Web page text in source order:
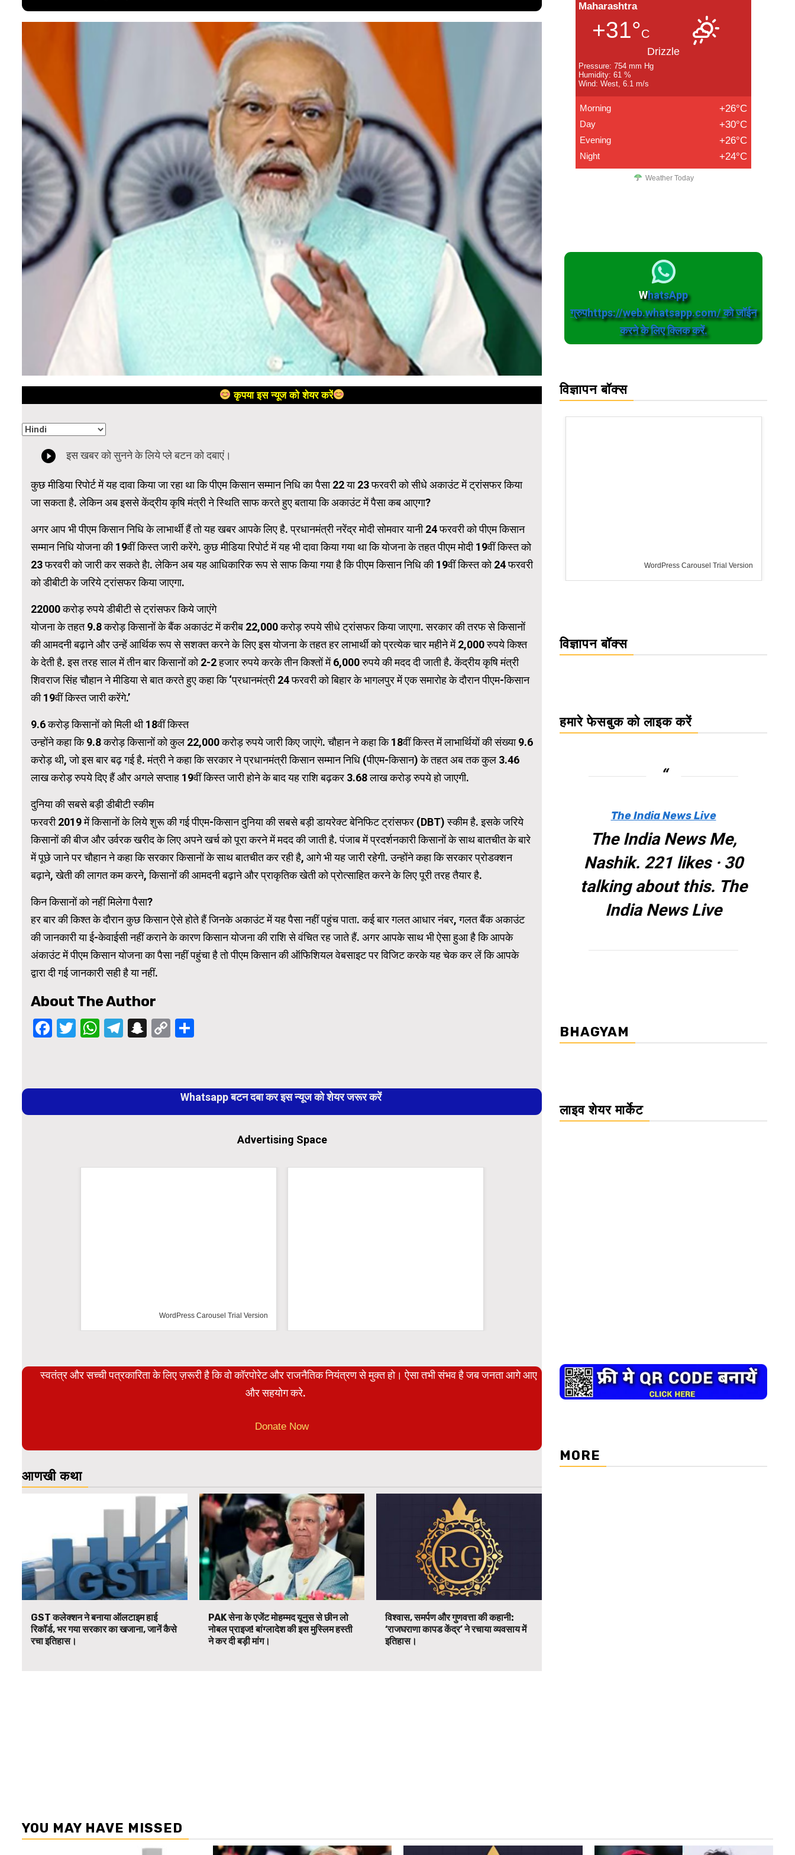
कृपया इस न्यूज को शेयर करें
कुछ मीड‍िया र‍िपोर्ट में यह दावा क‍िया जा रहा था क‍ि पीएम क‍िसान सम्‍मान न‍िध‍ि का पैसा 22 या 23 फरवरी को सीधे अकाउंट में ट्रांसफर क‍िया
जा सकता है. लेक‍िन अब इससे केंद्रीय कृष‍ि मंत्री ने स्‍थ‍िति साफ करते हुए बताया क‍ि अकाउंट में पैसा कब आएगा?
अगर आप भी पीएम क‍िसान न‍िध‍ि के लाभार्थी हैं तो यह खबर आपके ल‍िए है. प्रधानमंत्री नरेंद्र मोदी सोमवार यानी 24 फरवरी को पीएम किसान
सम्‍मान न‍िध‍ि योजना की 19वीं किस्त जारी करेंगे. कुछ मीड‍िया र‍िपोर्ट में यह भी दावा क‍िया गया था क‍ि योजना के तहत पीएम मोदी 19वीं क‍िस्‍त को
23 फरवरी को जारी कर सकते हैा. लेक‍िन अब यह आध‍िकार‍िक रूप से साफ क‍िया गया है क‍ि पीएम क‍िसान न‍िध‍ि की 19वीं क‍िस्‍त को 24 फरवरी
को डीबीटी के जर‍िये ट्रांसफर क‍िया जाएगा.
22000 करोड़ रुपये डीबीटी से ट्रांसफर क‍िये जाएंगे
योजना के तहत 9.8 करोड़ किसानों के बैंक अकाउंट में करीब 22,000 करोड़ रुपये सीधे ट्रांसफर किया जाएगा. सरकार की तरफ से क‍िसानों
की आमदनी बढ़ाने और उन्‍हें आर्थ‍िक रूप से सशक्‍त करने के ल‍िए इस योजना के तहत हर लाभार्थी को प्रत्‍येक चार महीने में 2,000 रुपये क‍िश्‍त
के देती है. इस तरह साल में तीन बार क‍िसानों को 2-2 हजार रुपये करके तीन क‍िश्‍तों में 6,000 रुपये की मदद दी जाती है. केंद्रीय कृषि मंत्री
शिवराज सिंह चौहान ने मीड‍िया से बात करते हुए कहा क‍ि ‘प्रधानमंत्री 24 फरवरी को बिहार के भागलपुर में एक समारोह के दौरान पीएम-किसान
की 19वीं किस्त जारी करेंगे.’
9.6 करोड़ क‍िसानों को म‍िली थी 18वीं क‍िस्‍त
उन्होंने कहा कि 9.8 करोड़ किसानों को कुल 22,000 करोड़ रुपये जारी किए जाएंगे. चौहान ने कहा कि 18वीं किस्त में लाभार्थियों की संख्या 9.6
करोड़ थी, जो इस बार बढ़ गई है. मंत्री ने कहा कि सरकार ने प्रधानमंत्री किसान सम्मान निधि (पीएम-किसान) के तहत अब तक कुल 3.46
लाख करोड़ रुपये दिए हैं और अगले सप्ताह 19वीं किस्त जारी होने के बाद यह राशि बढ़कर 3.68 लाख करोड़ रुपये हो जाएगी.
दुनिया की सबसे बड़ी डीबीटी स्‍कीम
फरवरी 2019 में क‍िसानों के ल‍िये शुरू की गई पीएम-किसान दुनिया की सबसे बड़ी डायरेक्‍ट बेन‍िफ‍िट ट्रांसफर (DBT) स्‍कीम है. इसके जर‍िये
किसानों की बीज और उर्वरक खरीद के लिए अपने खर्च को पूरा करने में मदद की जाती है. पंजाब में प्रदर्शनकारी किसानों के साथ बातचीत के बारे
में पूछे जाने पर चौहान ने कहा कि सरकार क‍िसानों के साथ बातचीत कर रही है, आगे भी यह जारी रहेगी. उन्होंने कहा कि सरकार प्रोडक्‍शन
बढ़ाने, खेती की लागत कम करने, किसानों की आमदनी बढ़ाने और प्राकृतिक खेती को प्रोत्साहित करने के लिए पूरी तरह तैयार है.
क‍िन क‍िसानों को नहीं म‍िलेगा पैसा?
हर बार की क‍िश्‍त के दौरान कुछ किसान ऐसे होते हैं ज‍िनके अकाउंट में यह पैसा नहीं पहुंच पाता. कई बार गलत आधार नंबर, गलत बैंक अकाउंट
की जानकारी या ई-केवाईसी नहीं कराने के कारण किसान योजना की राशि से वंचित रह जाते हैं. अगर आपके साथ भी ऐसा हुआ है क‍ि आपके
अंकाउंट में पीएम किसान योजना का पैसा नहीं पहुंचा है तो पीएम क‍िसान की ऑफिशियल वेबसाइट पर व‍िजि‍ट करके यह चेक कर लें क‍ि आपके
द्वारा दी गई जानकारी सही है या नहीं.
About The Author
Facebook
Twitter
WhatsApp
Telegram
Snapchat
Copy
Reading
Whatsapp बटन दबा कर इस न्यूज को शेयर जरूर करें
Advertising Space
WordPress Carousel Trial Version
स्वतंत्र और सच्ची पत्रकारिता के लिए ज़रूरी है कि वो कॉरपोरेट और राजनैतिक नियंत्रण से मुक्त हो। ऐसा तभी संभव है जब जनता आगे आए
और सहयोग करे.
Donate Now
आणखी कथा
GST कलेक्शन ने बनाया ऑलटाइम हाई
रिकॉर्ड, भर गया सरकार का खजाना, जानें कैसे
रचा इतिहास।
PAK सेना के एजेंट मोहम्मद यूनुस से छीन लो
नोबल प्राइज! बांग्लादेश की इस मुस्लिम हस्ती
ने कर दी बड़ी मांग।
विश्वास, समर्पण और गुणवत्ता की कहानी:
‘राजघराणा कापड केंद्र’ ने रचाया व्यवसाय में
इतिहास।
Maharashtra
+31°C
Drizzle
Pressure: 754 mm Hg
Humidity: 61 %
Wind: West, 6.1 m/s
Morning +26°C
Day +30°C
Evening +26°C
Night +24°C
Weather Today
WhatsApp
ग्रुपhttps://web.whatsapp.com/ को जॉईन
करने के लिए क्लिक करें.
विज्ञापन बॉक्स
WordPress Carousel Trial Version WordPress Carousel Trial Version
विज्ञापन बॉक्स
हमारे फेसबुक को लाइक करें
The India News Live
The India News Me,
Nashik. 221 likes · 30
talking about this. The
India News Live
BHAGYAM
लाइव शेयर मार्केट
MORE
YOU MAY HAVE MISSED